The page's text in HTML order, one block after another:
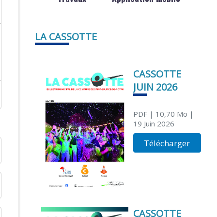
LA CASSOTTE
CASSOTTE
JUIN 2026
PDF| 10,70 Mo |
19 Juin 2026
Télécharger
CASSOTTE